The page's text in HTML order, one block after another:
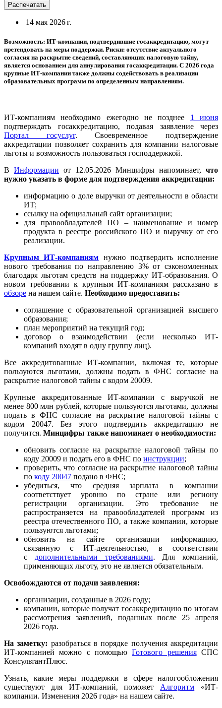
Распечатать
14 мая 2026 г.
Возможность: ИТ-компании, подтвердившие госаккредитацию, могут
претендовать на меры поддержки. Риски: отсутствие актуального
согласия на раскрытие сведений, составляющих налоговую тайну,
является основанием для аннулирования госаккредитации. С 2026 года
крупные ИТ-компании также должны содействовать в реализации
образовательных программ по определенным направлениям.
ИТ-компаниям необходимо ежегодно не позднее 1 июня
подтверждать госаккредитацию, подавая заявление через
Портал госуслуг. Своевременное подтверждение
аккредитации позволяет сохранить для компании налоговые
льготы и возможность пользоваться господдержкой.
В Информации от 12.05.2026 Минцифры напоминает, что
нужно указать в форме для подтверждения аккредитации:
информацию о доле выручки от деятельности в области
ИТ;
ссылку на официальный сайт организации;
для правообладателей ПО – наименование и номер
продукта в реестре российского ПО и выручку от его
реализации.
Крупным ИТ-компаниям нужно подтвердить исполнение
нового требования по направлению 3% от сэкономленных
благодаря льготам средств на поддержку ИТ-образования. О
новом требовании к крупным ИТ-компаниям рассказано в
обзоре на нашем сайте. Необходимо предоставить:
соглашение с образовательной организацией высшего
образования;
план мероприятий на текущий год;
договор о взаимодействии (если несколько ИТ-
компаний входят в одну группу лиц).
Все аккредитованные ИТ-компании, включая те, которые
пользуются льготами, должны подать в ФНС согласие на
раскрытие налоговой тайны с кодом 20009.
Крупные аккредитованные ИТ-компании с выручкой не
менее 800 млн рублей, которые пользуются льготами, должны
подать в ФНС согласие на раскрытие налоговой тайны с
кодом 20047. Без этого подтвердить аккредитацию не
получится. Минцифры также напоминает о необходимости:
обновить согласие на раскрытие налоговой тайны по
коду 20009 и подать его в ФНС по инструкции;
проверить, что согласие на раскрытие налоговой тайны
по коду 20047 подано в ФНС;
убедиться, что средняя зарплата в компании
соответствует уровню по стране или региону
регистрации организации. Это требование не
распространяется на правообладателей программ из
реестра отечественного ПО, а также компании, которые
пользуются льготами;
обновить на сайте организации информацию,
связанную с ИТ-деятельностью, в соответствии
с дополнительными требованиями. Для компаний,
применяющих льготу, это не является обязательным.
Освобождаются от подачи заявления:
организации, созданные в 2026 году;
компании, которые получат госаккредитацию по итогам
рассмотрения заявлений, поданных после 25 апреля
2026 года.
На заметку: разобраться в порядке получения аккредитации
ИТ-компанией можно с помощьюГотового решенияСПС
КонсультантПлюс.
Узнать, какие меры поддержки в сфере налогообложения
существуют для ИТ-компаний, поможет Алгоритм «ИТ-
компании. Изменения 2026 года» на нашем сайте.